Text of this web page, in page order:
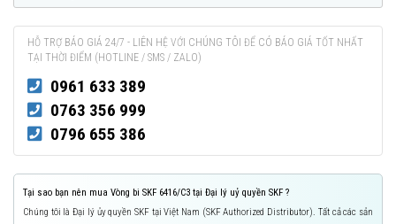
HỖ TRỢ BÁO GIÁ 24/7 - LIÊN HỆ VỚI CHÚNG TÔI ĐỂ CÓ BÁO GIÁ TỐT NHẤT
TẠI THỜI ĐIỂM (HOTLINE / SMS / ZALO)
0961 633 389
0763 356 999
0796 655 386
Tại sao bạn nên mua Vòng bi SKF 6416/C3 tại Đại lý uỷ quyền SKF ?
Chúng tôi là Đại lý ủy quyền SKF tại Việt Nam (SKF Authorized Distributor). Tất cả các sản